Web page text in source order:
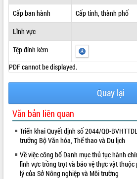
QUY HOẠCH - KẾ HOẠCH
Cấp ban hành
Cấp tỉnh, thành phố
Lĩnh vực
Tệp đính kèm
PDF cannot be displayed.
Quay lại
Văn bản liên quan
Triển khai Quyết định số 2044/QĐ-
trưởng Bộ Văn hóa, Thể thao và Du lịch
Về việc công bố Danh mục thủ tục hành
lĩnh vực trồng trọt và bảo vệ thực vật thuộc
lý của Sở Nông nghiệp và Môi trường